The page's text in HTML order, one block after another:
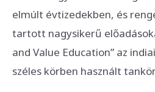
elmúlt évtizedekben, és
tartott nagysikerű
and Value Education” az
széles körben használt